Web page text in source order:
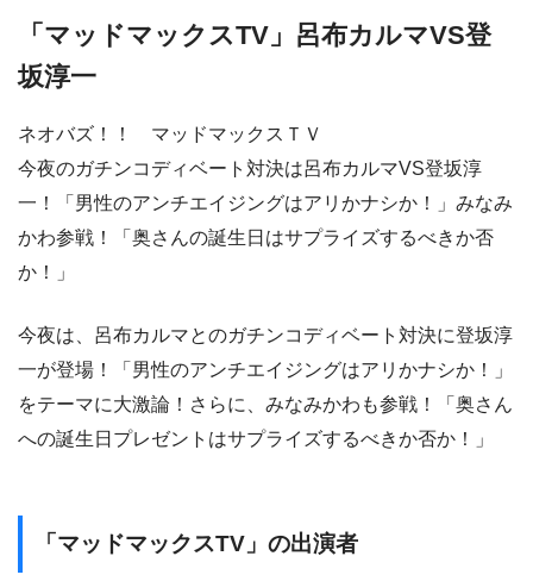
「マッドマックスTV」呂布カルマVS登
坂淳一
ネオバズ！！ マッドマックスＴＶ
今夜のガチンコディベート対決は呂布カルマVS登坂淳
一！「男性のアンチエイジングはアリかナシか！」みなみ
かわ参戦！「奥さんの誕生日はサプライズするべきか否
か！」
今夜は、呂布カルマとのガチンコディベート対決に登坂淳
一が登場！「男性のアンチエイジングはアリかナシか！」
をテーマに大激論！さらに、みなみかわも参戦！「奥さん
への誕生日プレゼントはサプライズするべきか否か！」
「マッドマックスTV」の出演者